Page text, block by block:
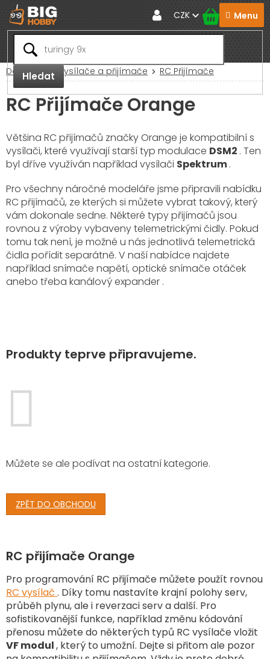
Přejít
na
obsah
Hledat
CZK
Domů RC Vysílače a přijímače RC Přijímače
RC Přijímače Orange
Většina RC přijímačů značky Orange je kompatibilní s
vysílači, které využívají starší typ modulace DSM2 . Ten
byl dříve využíván například vysílači Spektrum.
Pro všechny náročné modeláře jsme připravili nabídku
RC přijímačů, ze kterých si můžete vybrat takový, který
vám dokonale sedne. Některé typy přijímačů jsou
rovnou z výroby vybaveny telemetrickými čidly. Pokud
tomu tak není, je možné u nás jednotlivá telemetrická
čidla pořídit separátně. V naší nabídce najdete
například snímače napětí, optické snímače otáček
anebo třeba kanálový expander .
Produkty teprve připravujeme.
Můžete se ale podívat na ostatní kategorie.
ZPĚT DO OBCHODU
RC přijímače Orange
Pro programování RC přijímače můžete použít rovnou
RC vysílač . Díky tomu nastavíte krajní polohy serv,
průběh plynu, ale i reverzaci serv a další. Pro
sofistikovanější funkce, například změnu kódování
přenosu můžete do některých typů RC vysílače vložit
VF modul, který to umožní. Dejte si přitom ale pozor